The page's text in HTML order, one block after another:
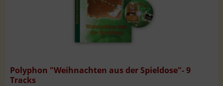
Polyphon "Weihnachten aus der Spieldose"- 9
Tracks